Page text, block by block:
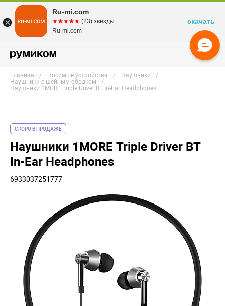
Главная Носимые устройства
Наушники
Наушники с шейным ободком
Наушники 1MORE Triple Driver BT In-Ear Headphones
СКОРО В ПРОДАЖЕ
Наушники 1MORE Triple Driver BT
In-Ear Headphones
6933037251777
Ru-mi.com
☆☆☆☆☆
★★★★★ (23) звезды
Ru-mi.com
скачать